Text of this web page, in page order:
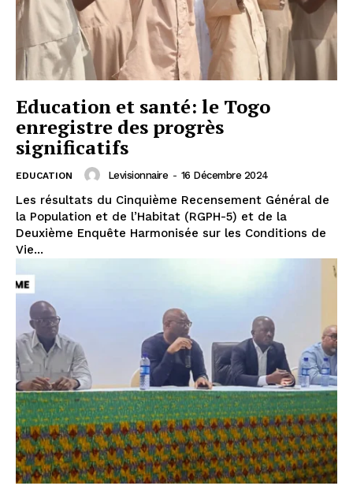
Education et santé: le Togo
enregistre des progrès
significatifs
EDUCATION Levisionnaire - 16 Décembre 2024
Les résultats du Cinquième Recensement Général de
la Population et de l’Habitat (RGPH-5) et de la
Deuxième Enquête Harmonisée sur les Conditions de
Vie...